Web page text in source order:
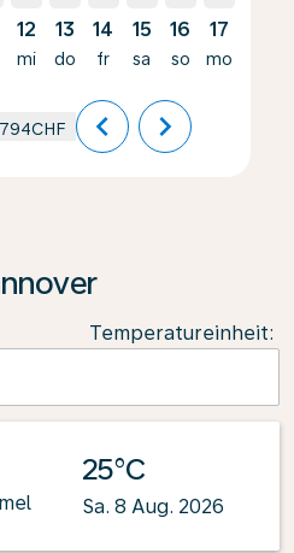
12
mi
13
do
14
fr
15
sa
16
so
17
mo
794CHF chevron_left chevron_right
Temperatureinheit:
25°C
Sa. 8 Aug. 2026